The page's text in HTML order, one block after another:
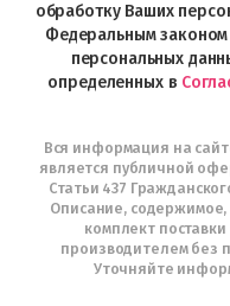
обработку Ваших
Федеральным
персональных
определенных в
Вся информация на
является публичной
Статьи 437
Описание, содержимое,
комплект
производителем без
Уточняйте